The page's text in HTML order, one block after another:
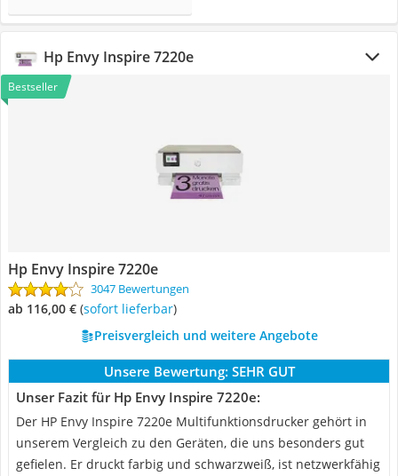
Hp Envy Inspire 7220e
Bestseller
Hp Envy Inspire 7220e
3047 Bewertungen
ab 116,00 € ( Sofort lieferbar)
Preisvergleich und weitere Angebote
Unsere Bewertung: SEHR GUT
Unser Fazit für Hp Envy Inspire 7220e:
Der HP Envy Inspire 7220e Multifunktionsdrucker gehört in
unserem Vergleich zu den Geräten, die uns besonders gut
gefielen. Er druckt farbig und schwarzweiß, ist netzwerkfähig